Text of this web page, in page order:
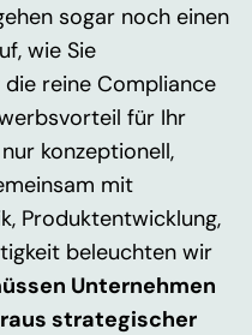
sogar noch einen
wie Sie
reine Compliance
für Ihr
konzeptionell,
mit
Produktentwicklung,
beleuchten wir
Unternehmen
strategischer